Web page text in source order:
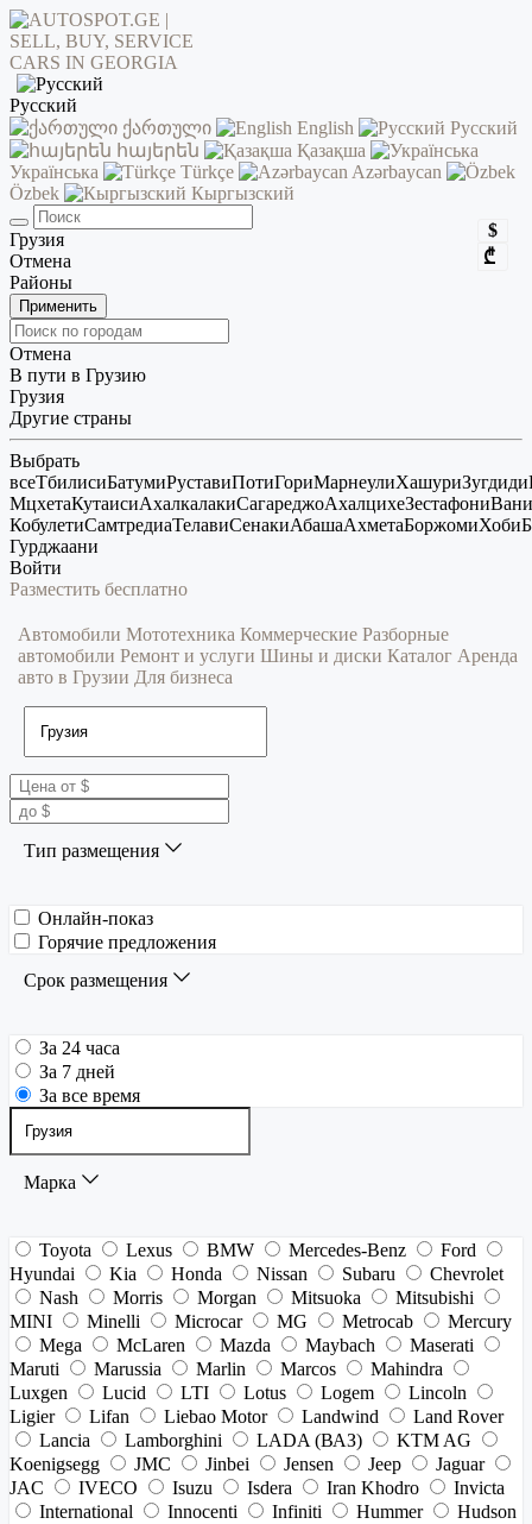
Русский
ქართული
English
Русский
հայերեն
Қазақша
Українська
Türkçe
Azərbaycan
Özbek
Кыргызский
$
₾
Грузия
Отмена
Районы
Применить
Отмена
В пути в Грузию
Грузия
Другие страны
Выбрать
всеТбилисиБатумиРуставиПотиГориМарнеулиХашуриЗугдиди
МцхетаКутаисиАхалкалакиСагареджоАхалцихеЗестафониВани
КобулетиСамтредиаТелавиСенакиАбашаАхметаБоржомиХоби
Гурджаани
Войти
Разместить бесплатно
Автомобили Мототехника Коммерческие Разборные
автомобили Ремонт и услуги Шины и диски Каталог Аренда
авто в Грузии Для бизнеса
Тип размещения
Онлайн-показ
Горячие предложения
Срок размещения
За 24 часа
За 7 дней
За все время
Марка
Toyota Lexus BMW Mercedes-Benz
Ford
Hyundai
Kia Honda Nissan Subaru
Chevrolet
Nash
Morris Morgan Mitsuoka
Mitsubishi
MINI
Minelli Microcar MG Metrocab
Mercury
Mega
McLaren Mazda Maybach
Maserati
Maruti
Marussia Marlin Marcos
Mahindra
Luxgen
Lucid LTI Lotus Logem
Lincoln
Ligier
Lifan Liebao Motor Landwind
Land Rover
Lancia
Lamborghini LADA (ВАЗ)
KTM AG
Koenigsegg
JMC Jinbei Jensen Jeep
Jaguar
JAC
IVECO Isuzu Isdera Iran Khodro
Invicta
International
Innocenti Infiniti Hummer
Hudson